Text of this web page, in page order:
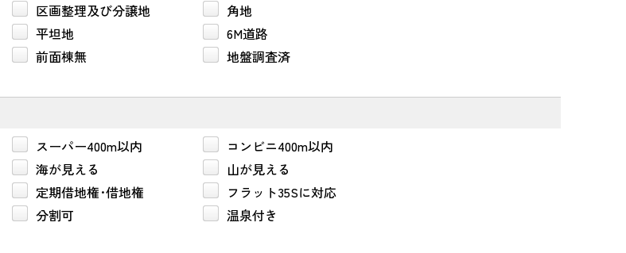
区画整理及び分譲地
角地
平坦地
6M道路
前面棟無
地盤調査済
スーパー400m以内
コンビニ400m以内
海が見える
山が見える
定期借地権･借地権
フラット35Sに対応
分割可
温泉付き